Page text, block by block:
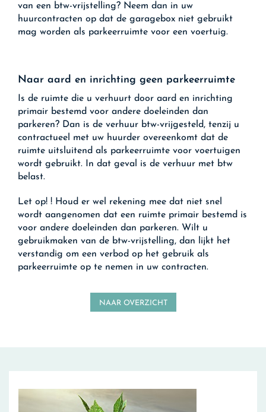
van een btw-vrijstelling? Neem dan in uw
huurcontracten op dat de garagebox niet gebruikt
mag worden als parkeerruimte voor een voertuig.
Naar aard en inrichting geen parkeerruimte
Is de ruimte die u verhuurt door aard en inrichting
primair bestemd voor andere doeleinden dan
parkeren? Dan is de verhuur btw-vrijgesteld, tenzij u
contractueel met uw huurder overeenkomt dat de
ruimte uitsluitend als parkeerruimte voor voertuigen
wordt gebruikt. In dat geval is de verhuur met btw
belast.
Let op! ! Houd er wel rekening mee dat niet snel
wordt aangenomen dat een ruimte primair bestemd is
voor andere doeleinden dan parkeren. Wilt u
gebruikmaken van de btw-vrijstelling, dan lijkt het
verstandig om een verbod op het gebruik als
parkeerruimte op te nemen in uw contracten.
NAAR OVERZICHT